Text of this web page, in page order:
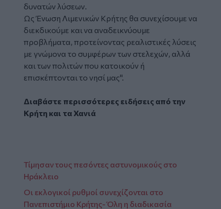
δυνατών λύσεων.
Ως Ένωση Λιμενικών Κρήτης θα συνεχίσουμε να
διεκδικούμε και να αναδεικνύουμε
προβλήματα, προτείνοντας ρεαλιστικές λύσεις
με γνώμονα το συμφέρων των στελεχών, αλλά
και των πολιτών που κατοικούν ή
επισκέπτονται το νησί μας".
Διαβάστε περισσότερες ειδήσεις από την
Κρήτη και τα Χανιά
Τίμησαν τους πεσόντες αστυνομικούς στο
Ηράκλειο
Οι εκλογικοί ρυθμοί συνεχίζονται στο
Πανεπιστήμιο Κρήτης- Όλη η διαδικασία